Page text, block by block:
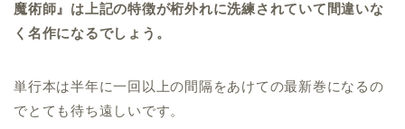
魔術師』は上記の特徴が桁外れに洗練されていて間違いな
く名作になるでしょう。
単行本は半年に一回以上の間隔をあけての最新巻になるの
でとても待ち遠しいです。